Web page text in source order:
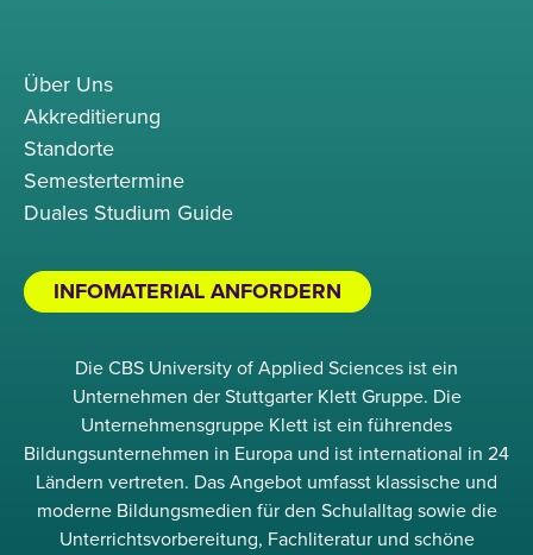
Über Uns
Akkreditierung
Standorte
Semestertermine
Duales Studium Guide
INFOMATERIAL ANFORDERN
Die CBS University of Applied Sciences ist ein
Unternehmen der Stuttgarter Klett Gruppe. Die
Unternehmensgruppe Klett ist ein führendes
Bildungsunternehmen in Europa und ist international in 24
Ländern vertreten. Das Angebot umfasst klassische und
moderne Bildungsmedien für den Schulalltag sowie die
Unterrichtsvorbereitung, Fachliteratur und schöne